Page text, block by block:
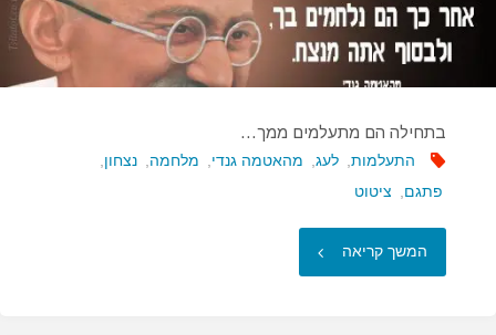
בתחילה הם מתעלמים ממך…
התעלמות, לעג, מהאטמה גנדי, מלחמה, נצחון,
פתגם, ציטוט
המשך קריאה "בתחילה